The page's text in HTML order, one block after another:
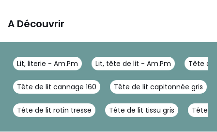
A Découvrir
Lit, literie - Am.Pm Lit, tête de lit - Am.Pm Tête
Tête de lit cannage 160 Tête de lit capitonnée gris
Tête de lit rotin tresse Tête de lit tissu gris Tête